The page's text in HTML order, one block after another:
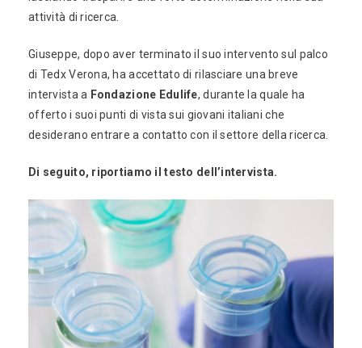
attività di ricerca.
Giuseppe, dopo aver terminato il suo intervento sul palco
di Tedx Verona, ha accettato di rilasciare una breve
intervista a Fondazione Edulife, durante la quale ha
offerto i suoi punti di vista sui giovani italiani che
desiderano entrare a contatto con il settore della ricerca.
Di seguito, riportiamo il testo dell’intervista.